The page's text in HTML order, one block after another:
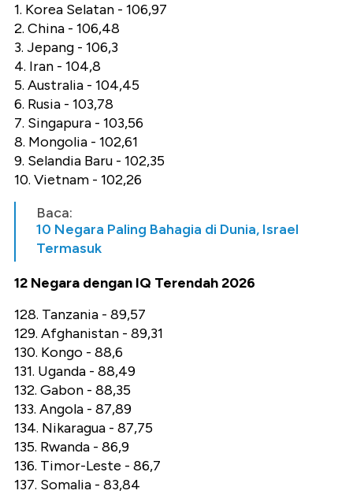
1. Korea Selatan - 106,97
2. China - 106,48
3. Jepang - 106,3
4. Iran - 104,8
5. Australia - 104,45
6. Rusia - 103,78
7. Singapura - 103,56
8. Mongolia - 102,61
9. Selandia Baru - 102,35
10. Vietnam - 102,26
Baca:
10 Negara Paling Bahagia di Dunia, Israel
Termasuk
12 Negara dengan IQ Terendah 2026
128. Tanzania - 89,57
129. Afghanistan - 89,31
130. Kongo - 88,6
131. Uganda - 88,49
132. Gabon - 88,35
133. Angola - 87,89
134. Nikaragua - 87,75
135. Rwanda - 86,9
136. Timor-Leste - 86,7
137. Somalia - 83,84